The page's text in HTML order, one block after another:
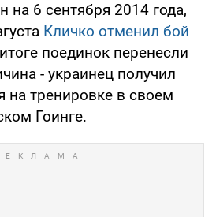
на 6 сентября 2014 года,
Кличко отменил бой
поединок перенесли
- украинец получил
на тренировке в своем
Гоинге.